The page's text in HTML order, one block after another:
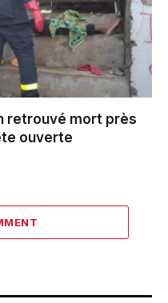
retrouvé mort près
ouverte